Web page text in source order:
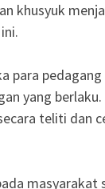
khusyuk
para
yang
teliti dan
masyarakat